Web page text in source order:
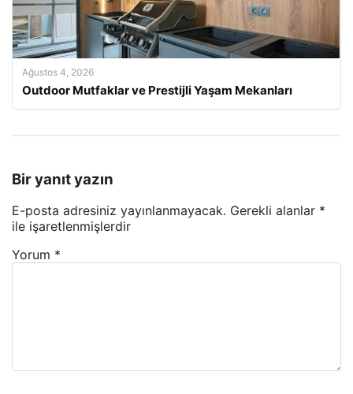
Ağustos 4, 2026
Outdoor Mutfaklar ve Prestijli Yaşam Mekanları
Bir yanıt yazın
E-posta adresiniz yayınlanmayacak. Gerekli alanlar *
ile işaretlenmişlerdir
Yorum *